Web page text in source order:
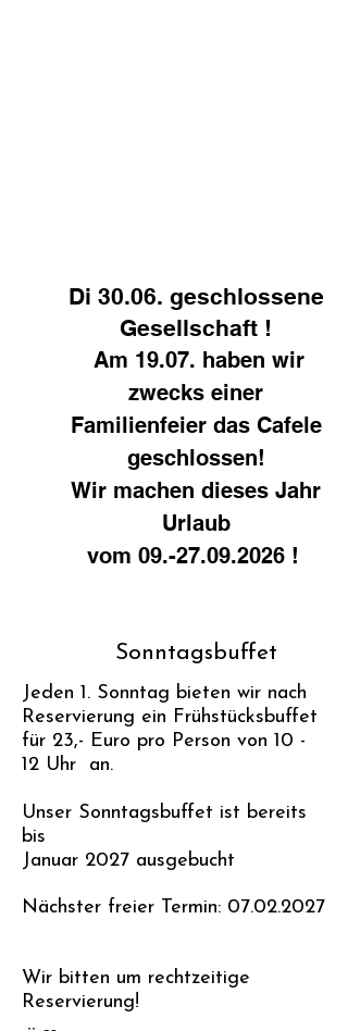
Di 30.06. geschlossene
Gesellschaft !
Am 19.07. haben wir
zwecks einer
Familienfeier das Cafele
geschlossen!
Wir machen dieses Jahr
Urlaub
vom 09.-27.09.2026 !
Sonntagsbuffet
Jeden 1. Sonntag bieten wir nach
Reservierung ein Frühstücksbuffet
für 23,- Euro pro Person von 10 -
12 Uhr an.
Unser Sonntagsbuffet ist bereits
bis
Januar 2027 ausgebucht
Nächster freier Termin: 07.02.2027
Wir bitten um rechtzeitige
Reservierung!